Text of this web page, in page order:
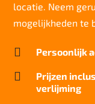
19 dB
Cfl-S1
Cradle tot
Silver
locatie. Neem
mogelijkheden te
 Persoonlijk

Prijzen
verlijming